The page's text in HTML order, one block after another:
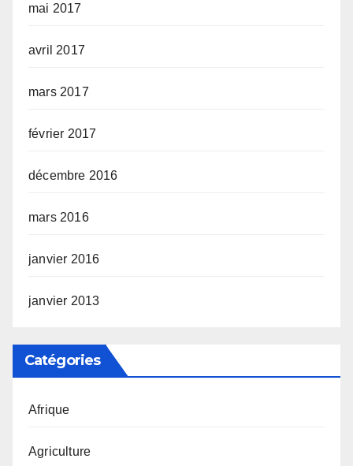
mai 2017
avril 2017
mars 2017
février 2017
décembre 2016
mars 2016
janvier 2016
janvier 2013
Catégories
Afrique
Agriculture